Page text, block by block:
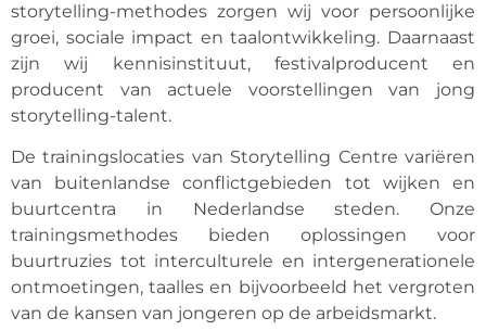
storytelling-methodes zorgen wij voor persoonlijke
groei, sociale impact en taalontwikkeling. Daarnaast
zijn wij kennisinstituut, festivalproducent en
producent van actuele voorstellingen van jong
storytelling-talent.
De trainingslocaties van Storytelling Centre variëren
van buitenlandse conflictgebieden tot wijken en
buurtcentra in Nederlandse steden. Onze
trainingsmethodes bieden oplossingen voor
buurtruzies tot interculturele en intergenerationele
ontmoetingen, taalles en bijvoorbeeld het vergroten
van de kansen van jongeren op de arbeidsmarkt.